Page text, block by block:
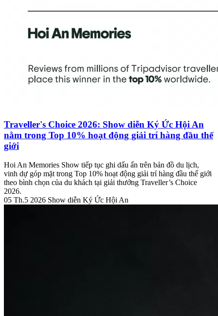
Traveller's Choice 2026: Show diễn Ký Ức Hội An
nằm trong Top 10% hoạt động giải trí hàng đầu thế
giới
Hoi An Memories Show tiếp tục ghi dấu ấn trên bản đồ du lịch,
vinh dự góp mặt trong Top 10% hoạt động giải trí hàng đầu thế giới
theo bình chọn của du khách tại giải thưởng Traveller’s Choice
2026.
05 Th.5 2026 Show diễn Ký Ức Hội An